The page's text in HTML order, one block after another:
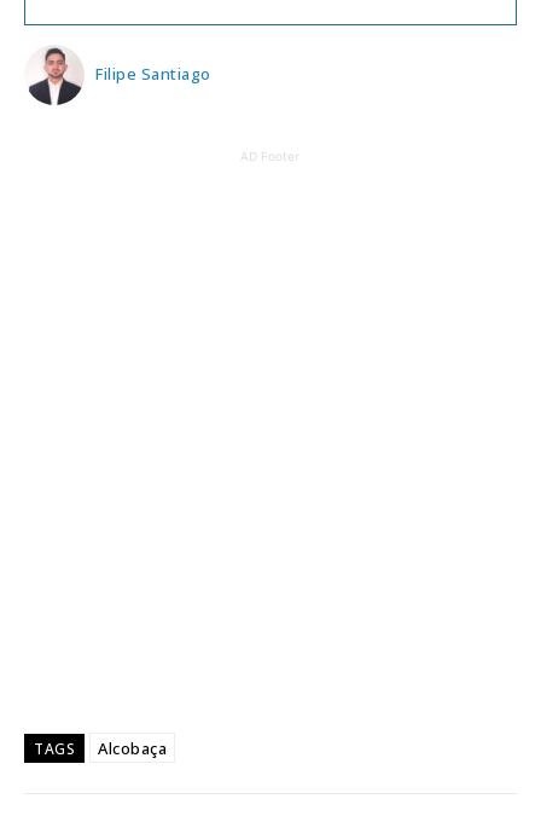
Filipe Santiago
AD Footer
TAGS Alcobaça